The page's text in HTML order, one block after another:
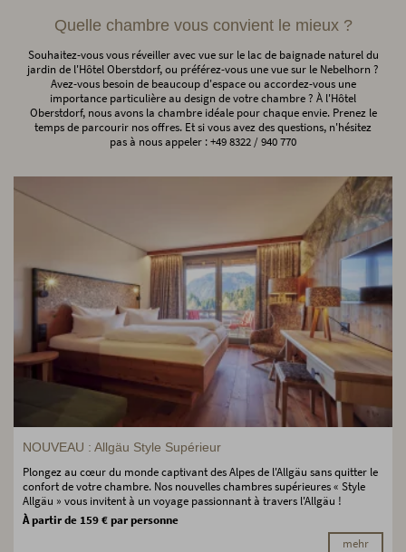
Quelle chambre vous convient le mieux ?
Souhaitez-vous vous réveiller avec vue sur le lac de baignade naturel du
jardin de l'Hôtel Oberstdorf, ou préférez-vous une vue sur le Nebelhorn ?
Avez-vous besoin de beaucoup d'espace ou accordez-vous une
importance particulière au design de votre chambre ? À l'Hôtel
Oberstdorf, nous avons la chambre idéale pour chaque envie. Prenez le
temps de parcourir nos offres. Et si vous avez des questions, n'hésitez
pas à nous appeler : +49 8322 / 940 770
NOUVEAU : Allgäu Style Supérieur
Plongez au cœur du monde captivant des Alpes de l'Allgäu sans quitter le
confort de votre chambre. Nos nouvelles chambres supérieures « Style
Allgäu » vous invitent à un voyage passionnant à travers l'Allgäu !
À partir de 159 € par personne
mehr